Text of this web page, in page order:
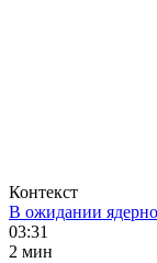
Контекст
В ожидании
03:31
2 мин